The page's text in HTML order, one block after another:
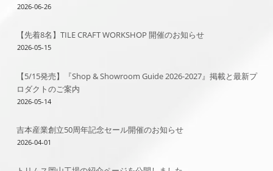
2026-06-26
【先着8名】TILE CRAFT WORKSHOP 開催のお知らせ
2026-05-15
【5/15発売】『Shop & Showroom Guide 2026-2027』掲載と最新プ
ロダクトのご案内
2026-05-14
吉本産業創立50周年記念セール開催のお知らせ
2026-04-01